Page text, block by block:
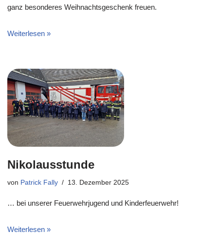
ganz besonderes Weihnachtsgeschenk freuen.
Weiterlesen »
Nikolausstunde
von Patrick Fally 13. Dezember 2025
… bei unserer Feuerwehrjugend und Kinderfeuerwehr!
Weiterlesen »